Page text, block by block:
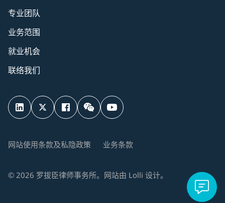
专业团队
业务范围
就业机会
联络我们
网站使用条款及私隐政策 业务条款
© 2026 罗拔臣律师事务所。网站由 Lolli 设计。